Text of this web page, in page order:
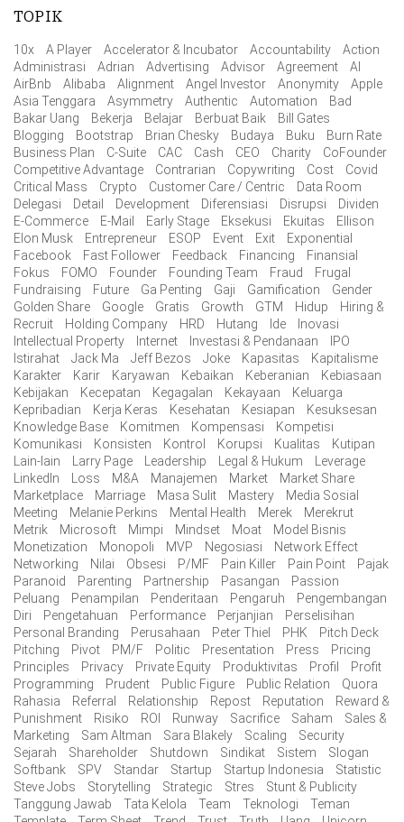
TOPIK
10x A Player Accelerator & Incubator Accountability
Action
Administrasi
Adrian Advertising Advisor Agreement
AI
AirBnb
Alibaba Alignment Angel Investor Anonymity
Apple
Asia Tenggara
Asymmetry Authentic Automation
Bad
Bakar Uang
Bekerja Belajar Berbuat Baik
Bill Gates
Blogging
Bootstrap Brian Chesky Budaya Buku
Burn Rate
Business Plan
C-Suite CAC Cash CEO Charity
CoFounder
Competitive Advantage
Contrarian Copywriting Cost
Covid
Critical Mass
Crypto Customer Care / Centric
Data Room
Delegasi
Detail Development Diferensiasi Disrupsi
Dividen
E-Commerce
E-Mail Early Stage Eksekusi Ekuitas
Ellison
Elon Musk
Entrepreneur ESOP Event Exit
Exponential
Facebook
Fast Follower Feedback Financing
Finansial
Fokus
FOMO Founder Founding Team Fraud
Frugal
Fundraising
Future Ga Penting Gaji Gamification
Gender
Golden Share
Google Gratis Growth GTM Hidup
Hiring &
Recruit
Holding Company HRD Hutang Ide
Inovasi
Intellectual Property
Internet Investasi & Pendanaan
IPO
Istirahat
Jack Ma Jeff Bezos Joke Kapasitas
Kapitalisme
Karakter
Karir Karyawan Kebaikan Keberanian
Kebiasaan
Kebijakan
Kecepatan Kegagalan Kekayaan
Keluarga
Kepribadian
Kerja Keras Kesehatan Kesiapan
Kesuksesan
Knowledge Base
Komitmen Kompensasi
Kompetisi
Komunikasi
Konsisten Kontrol Korupsi Kualitas
Kutipan
Lain-lain
Larry Page Leadership Legal & Hukum
Leverage
LinkedIn
Loss M&A Manajemen Market
Market Share
Marketplace
Marriage Masa Sulit Mastery
Media Sosial
Meeting
Melanie Perkins Mental Health Merek
Merekrut
Metrik
Microsoft Mimpi Mindset Moat
Model Bisnis
Monetization
Monopoli MVP Negosiasi
Network Effect
Networking
Nilai Obsesi P/MF Pain Killer Pain Point
Pajak
Paranoid
Parenting Partnership Pasangan
Passion
Peluang
Penampilan Penderitaan Pengaruh
Pengembangan
Diri
Pengetahuan Performance Perjanjian
Perselisihan
Personal Branding
Perusahaan Peter Thiel PHK
Pitch Deck
Pitching
Pivot PM/F Politic Presentation Press
Pricing
Principles
Privacy Private Equity Produktivitas Profil
Profit
Programming
Prudent Public Figure Public Relation
Quora
Rahasia
Referral Relationship Repost Reputation
Reward &
Punishment
Risiko ROI Runway Sacrifice Saham
Sales &
Marketing
Sam Altman Sara Blakely Scaling
Security
Sejarah
Shareholder Shutdown Sindikat Sistem
Slogan
Softbank
SPV Standar Startup Startup Indonesia
Statistic
Steve Jobs
Storytelling Strategic Stres
Stunt & Publicity
Tanggung Jawab
Tata Kelola Team Teknologi
Teman